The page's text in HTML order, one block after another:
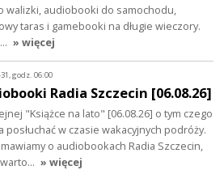
walizki, audiobooki do samochodu,
taras i gamebooki na długie wieczory.
» więcej
godz. 06:00
Radia Szczecin [06.08.26]
"Książce na lato" [06.08.26] o tym czego
posłuchać w czasie wakacyjnych podróży.
o audiobookach Radia Szczecin,
» więcej